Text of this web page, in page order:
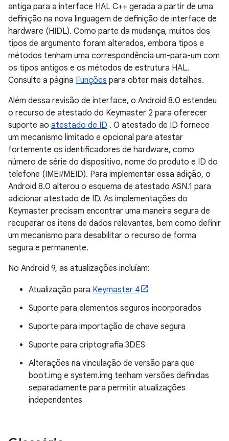
antiga para a interface HAL C++ gerada a partir de uma
definição na nova linguagem de definição de interface de
hardware (HIDL). Como parte da mudança, muitos dos
tipos de argumento foram alterados, embora tipos e
métodos tenham uma correspondência um-para-um com
os tipos antigos e os métodos de estrutura HAL.
Consulte a página Funções para obter mais detalhes.
Além dessa revisão de interface, o Android 8.0 estendeu
o recurso de atestado do Keymaster 2 para oferecer
suporte ao atestado de ID . O atestado de ID fornece
um mecanismo limitado e opcional para atestar
fortemente os identificadores de hardware, como
número de série do dispositivo, nome do produto e ID do
telefone (IMEI/MEID). Para implementar essa adição, o
Android 8.0 alterou o esquema de atestado ASN.1 para
adicionar atestado de ID. As implementações do
Keymaster precisam encontrar uma maneira segura de
recuperar os itens de dados relevantes, bem como definir
um mecanismo para desabilitar o recurso de forma
segura e permanente.
No Android 9, as atualizações incluíam:
Atualização para Keymaster 4
Suporte para elementos seguros incorporados
Suporte para importação de chave segura
Suporte para criptografia 3DES
Alterações na vinculação de versão para que
boot.img e system.img tenham versões definidas
separadamente para permitir atualizações
independentes